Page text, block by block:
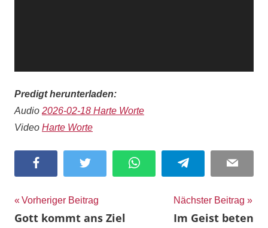
Predigt herunterladen:
Audio 2026-02-18 Harte Worte
Video Harte Worte
Facebook Twitter WhatsApp Telegram Email
Beitragsnavigation
Vorheriger Beitrag
Gott kommt ans Ziel
Nächster Beitrag
Im Geist beten